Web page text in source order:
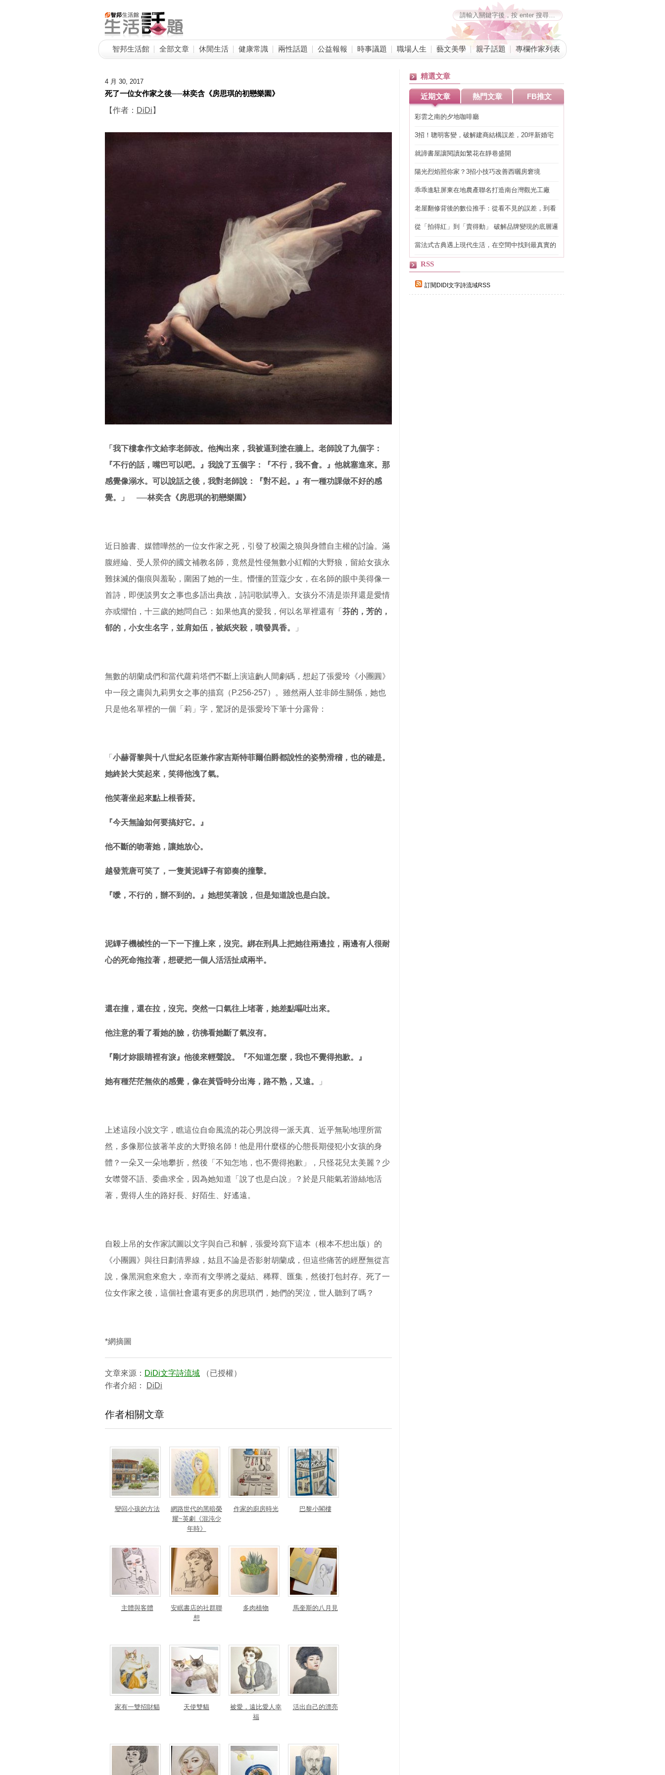
智邦生活館 全部文章 休閒生活 健康常識 兩性話題 公益報報 時事議題 職場人生 藝文美學 親子話題 專欄作家列表
4 月 30, 2017
死了一位女作家之後──林奕含《房思琪的初戀樂園》
【作者： DiDi 】
「我下樓拿作文給李老師改。他掏出來，我被逼到塗在牆上。老師說了九個字：
『不行的話，嘴巴可以吧。』我說了五個字：『不行，我不會。』他就塞進來。那
感覺像溺水。可以說話之後，我對老師說：『對不起。』有一種功課做不好的感
覺。」 ──林奕含《房思琪的初戀樂園》
近日臉書、媒體嘩然的一位女作家之死，引發了校園之狼與身體自主權的討論。滿
腹經綸、受人景仰的國文補教名師，竟然是性侵無數小紅帽的大野狼，留給女孩永
難抹滅的傷痕與羞恥，圍困了她的一生。懵懂的荳蔻少女，在名師的眼中美得像一
首詩，即便談男女之事也多語出典故，詩詞歌賦導入。女孩分不清是崇拜還是愛情
亦或懼怕，十三歲的她問自己：如果他真的愛我，何以名單裡還有「 芬的，芳的，
郁的，小女生名字，並肩如伍，被紙夾殺，噴發異香。
」
無數的胡蘭成們和當代蘿莉塔們不斷上演這齣人間劇碼，想起了張愛玲《小團圓》
中一段之庸與九莉男女之事的描寫（P.256-257）。雖然兩人並非師生關係，她也
只是他名單裡的一個「莉」字，驚訝的是張愛玲下筆十分露骨：
「 小赫胥黎與十八世紀名臣兼作家吉斯特菲爾伯爵都說性的姿勢滑稽，也的確是。
她終於大笑起來，笑得他洩了氣。
他笑著坐起來點上根香菸。
『今天無論如何要搞好它。』
他不斷的吻著她，讓她放心。
越發荒唐可笑了，一隻黃泥罈子有節奏的撞擊。
『噯，不行的，辦不到的。』她想笑著說，但是知道說也是白說。
泥罈子機械性的一下一下撞上來，沒完。綁在刑具上把她往兩邊拉，兩邊有人很耐
心的死命拖拉著，想硬把一個人活活扯成兩半。
還在撞，還在拉，沒完。突然一口氣往上堵著，她差點嘔吐出來。
他注意的看了看她的臉，彷彿看她斷了氣沒有。
『剛才妳眼睛裡有淚』他後來輕聲說。『不知道怎麼，我也不覺得抱歉。』
她有種茫茫無依的感覺，像在黃昏時分出海，路不熟，又遠。 」
上述這段小說文字，瞧這位自命風流的花心男說得一派天真、近乎無恥地理所當
然，多像那位披著羊皮的大野狼名師！他是用什麼樣的心態長期侵犯小女孩的身
體？一朵又一朵地攀折，然後「不知怎地，也不覺得抱歉」，只怪花兒太美麗？少
女噤聲不語、委曲求全，因為她知道「說了也是白說」？於是只能氣若游絲地活
著，覺得人生的路好長、好陌生、好遙遠。
自殺上吊的女作家試圖以文字與自己和解，張愛玲寫下這本（根本不想出版）的
《小團圓》與往日劃清界線，姑且不論是否影射胡蘭成，但這些痛苦的經歷無從言
說，像黑洞愈來愈大，幸而有文學將之凝結、稀釋、匯集，然後打包封存。死了一
位女作家之後，這個社會還有更多的房思琪們，她們的哭泣，世人聽到了嗎？
*網摘圖
文章來源： DiDi文字詩流域 （已授權）
作者介紹：
DiDi
作者相關文章
變回小孩的方法
網路世代的黑暗榮
耀~英劇《混沌少
年時》
作家的廚房時光 巴黎小閣樓
主體與客體
安眠書店的社群聯
想
多肉植物 馬奎斯的八月見
家有一雙招財貓 天使雙貓
被愛，遠比愛人幸
福
活出自己的漂亮
精選文章
近期文章 熱門文章 FB推文
彩雲之南的夕地咖啡廳
3招！聰明客變，破解建商結構誤差，20坪新婚宅
就諦書屋讓閱讀如繁花在靜巷盛開
陽光烈焰照你家？3招小技巧改善西曬房窘境
乖乖進駐屏東在地農產聯名打造南台灣觀光工廠
老屋翻修背後的數位推手：從看不見的誤差，到看
從「拍得紅」到「賣得動」 破解品牌變現的底層邏
當法式古典遇上現代生活，在空間中找到最真實的
RSS
訂閱DIDI文字詩流域RSS